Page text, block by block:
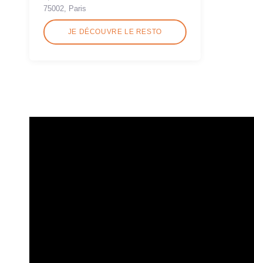
75002, Paris
JE DÉCOUVRE LE RESTO